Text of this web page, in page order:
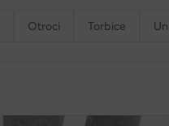
Otroci Torbice